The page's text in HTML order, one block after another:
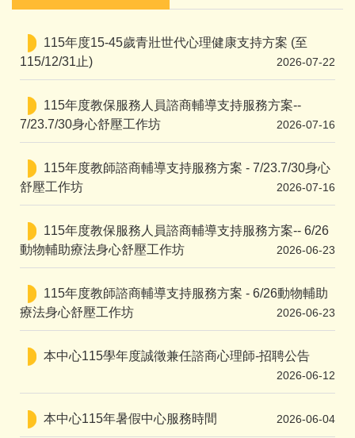
115年度15-45歲青壯世代心理健康支持方案 (至
115/12/31止)
2026-07-22
115年度教保服務人員諮商輔導支持服務方案--
7/23.7/30身心舒壓工作坊
2026-07-16
115年度教師諮商輔導支持服務方案 - 7/23.7/30身心
舒壓工作坊
2026-07-16
115年度教保服務人員諮商輔導支持服務方案-- 6/26
動物輔助療法身心舒壓工作坊
2026-06-23
115年度教師諮商輔導支持服務方案 - 6/26動物輔助
療法身心舒壓工作坊
2026-06-23
本中心115學年度誠徵兼任諮商心理師-招聘公告
2026-06-12
本中心115年暑假中心服務時間 2026-06-04